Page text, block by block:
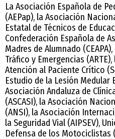
La Asociación Española de
(AEPap), la Asociación
Estatal de Técnicos de
Confederación Española de
Madres de Alumnado
Tráfico y Emergencias
Atención al Paciente Crítico
Estudio de la Lesión Medular
Asociación Andaluza de
(ASCASI), la Asociación
(ANSI), la Asociación
la Seguridad Vial (AIPSEV),
Defensa de los Motociclistas